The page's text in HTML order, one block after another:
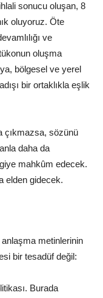
sonucu oluşan, 8
oluyoruz. Öte
ve
oluşma
bölgesel ve yerel
bir ortaklıkla eşlik
çıkmazsa, sözünü
daha da
mahkûm edecek.
elden gidecek.
anlaşma metinlerinin
bir tesadüf değil:
Burada